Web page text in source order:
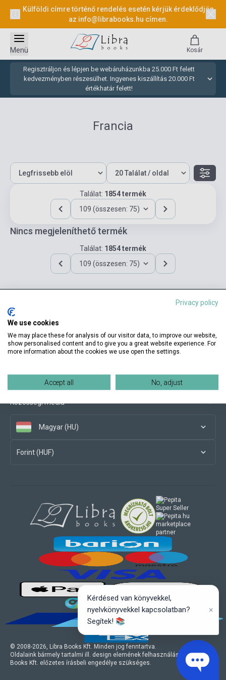
Külföldi címre történő rendelés esetén kérjük érdeklődjön
az info@librabooks.hu címen.
Regisztráljon és lépjen be webáruházunkba 25.000 Ft felett
kedvezményben részesülhet. Ingyenes kiszállítás 20.000 Ft
értékhatár felett!
Menü Kosár
Francia
Találat: 1854 termék
109 (összesen: 75)
Nincs megjeleníthető termék
Találat: 1854 termék
109 (összesen: 75)
Elérhetőségeink
Közösségi média
Magyar (HU)
Forint (HUF)
© 2008-2026, Libra Books Kft. Minden jog fenntartva.
Oldalaink bármely tartalmi ill. design elemének felhasználásához a Libra
Books Kft. előzetes írásbeli engedélye szükséges.
marketplace
partner
Privacy policy
We use cookies
We may place these for analysis of our visitor data, to improve our website,
show personalised content and to give you a great website experience. For
more information about the cookies we use open the settings.
Accept all No, adjust
Kérdésed van könyvekkel,
nyelvkönyvekkel kapcsolatban?
Segítek! 📚
×